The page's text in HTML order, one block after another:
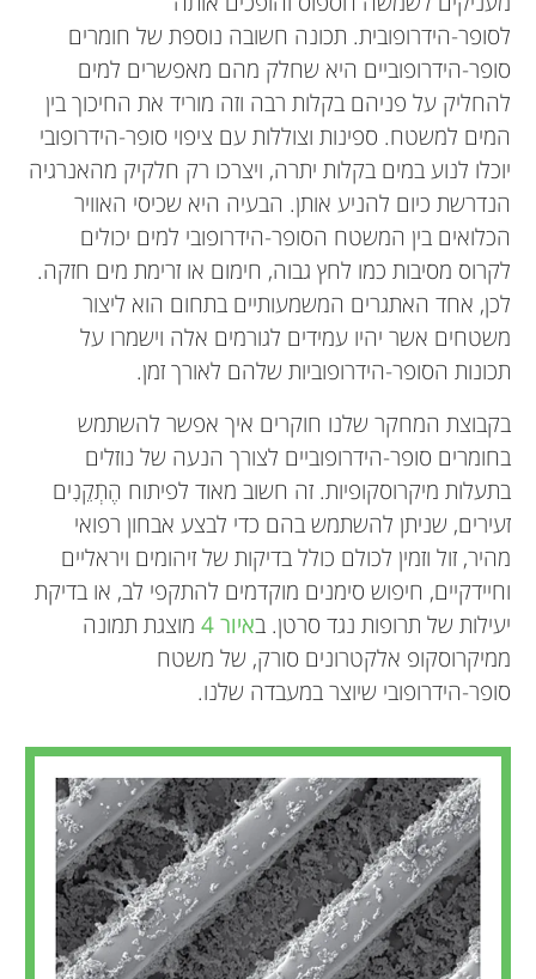
לסופר-הידרופובית. תכונה חשובה נוספת של חומרים
סופר-הידרופוביים היא שחלק מהם מאפשרים למים
להחליק על פניהם בקלות רבה וזה מוריד את החיכוך בין
המים למשטח. ספינות וצוללות עם ציפוי סופר-הידרופובי
יוכלו לנוע במים בקלות יתרה, ויצרכו רק חלקיק מהאנרגיה
הנדרשת כיום להניע אותן. הבעיה היא שכיסי האוויר
הכלואים בין המשטח הסופר-הידרופובי למים יכולים
לקרוס מסיבות כמו לחץ גבוה, חימום או זרימת מים חזקה.
לכן, אחד האתגרים המשמעותיים בתחום הוא ליצור
משטחים אשר יהיו עמידים לגורמים אלה וישמרו על
תכונות הסופר-הידרופוביות שלהם לאורך זמן.
בקבוצת המחקר שלנו חוקרים איך אפשר להשתמש
בחומרים סופר-הידרופוביים לצורך הנעה של נוזלים
בתעלות מיקרוסקופיות. זה חשוב מאוד לפיתוח הֶתְקֵנִים
זעירים, שניתן להשתמש בהם כדי לבצע אבחון רפואי
מהיר, זול וזמין לכולם כולל בדיקות של זיהומים ויראליים
וחיידקיים, חיפוש סימנים מוקדמים להתקפי לב, או בדיקת
יעילות של תרופות נגד סרטן. באיור 4 מוצגת תמונה
ממיקרוסקופ אלקטרונים סורק, של משטח
סופר-הידרופובי שיוצר במעבדה שלנו.